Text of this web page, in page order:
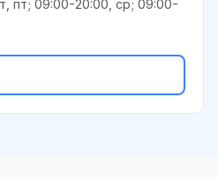
пт; 09:00-20:00, ср; 09:00-